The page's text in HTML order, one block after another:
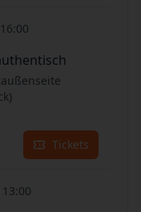
Tickets
13:00